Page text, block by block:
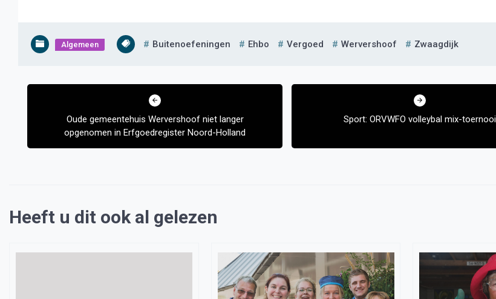
Algemeen Buitenoefeningen Ehbo Vergoed Wervershoof Zwaagdijk
Bericht
Oude gemeentehuis Wervershoof niet langer
opgenomen in Erfgoedregister Noord-Holland
Sport: ORVWFO volleybal mix-toernooi
Heeft u dit ook al gelezen